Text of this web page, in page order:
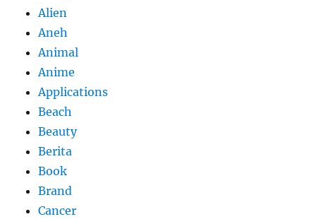
Alien
Aneh
Animal
Anime
Applications
Beach
Beauty
Berita
Book
Brand
Cancer